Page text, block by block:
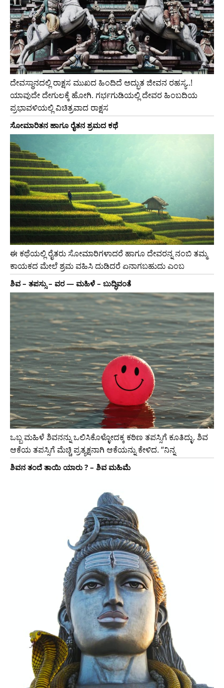
ದೇವಸ್ಥಾನದಲ್ಲಿ ರಾಕ್ಷಸ ಮುಖದ ಹಿಂದಿದೆ ಅದ್ಭುತ ಜೀವನ ರಹಸ್ಯ..!
ಯಾವುದೇ ದೇಗುಲಕ್ಕೆ ಹೋಗಿ. ಗರ್ಭಗುಡಿಯಲ್ಲಿ ದೇವರ ಹಿಂಬದಿಯ
ಪ್ರಭಾವಳಿಯಲ್ಲಿ ವಿಚಿತ್ರವಾದ ರಾಕ್ಷಸ
ಸೋಮಾರಿತನ ಹಾಗೂ ರೈತನ ಶ್ರಮದ ಕಥೆ
ಈ ಕಥೆಯಲ್ಲಿ ರೈತರು ಸೋಮಾರಿಗಳಾದರೆ ಹಾಗೂ ದೇವರನ್ನ ನಂಬಿ ತಮ್ಮ
ಕಾಯಕದ ಮೇಲೆ ಶ್ರಮ ವಹಿಸಿ ದುಡಿದರೆ ಏನಾಗಬಹುದು ಎಂಬ
ಶಿವ – ತಪಸ್ಸು – ವರ — ಮಹಿಳೆ – ಬುದ್ಧಿವಂತೆ
ಒಬ್ಬ ಮಹಿಳೆ ಶಿವನನ್ನು ಒಲಿಸಿಕೊಳ್ಳೋದಕ್ಕ ಕಠಿಣ ತಪಸ್ಸಿಗೆ ಕೂತಿದ್ಳು. ಶಿವ
ಆಕೆಯ ತಪಸ್ಸಿಗೆ ಮೆಚ್ಚಿ ಪ್ರತ್ಯಕ್ಷನಾಗಿ ಆಕೆಯನ್ನು ಕೇಳಿದ. “ನಿನ್ನ
ಶಿವನ ತಂದೆ ತಾಯಿ ಯಾರು ? – ಶಿವ ಮಹಿಮೆ